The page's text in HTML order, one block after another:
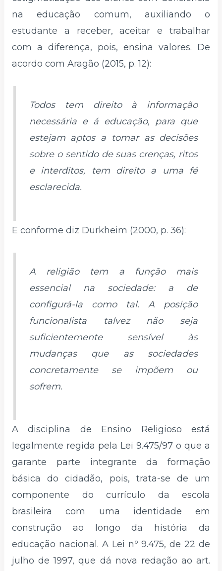
na educação comum, auxiliando o
estudante a receber, aceitar e trabalhar
com a diferença, pois, ensina valores. De
acordo com Aragão (2015, p. 12):
Todos tem direito à informação
necessária e á educação, para que
estejam aptos a tomar as decisões
sobre o sentido de suas crenças, ritos
e interditos, tem direito a uma fé
esclarecida.
E conforme diz Durkheim (2000, p. 36):
A religião tem a função mais
essencial na sociedade: a de
configurá-la como tal. A posição
funcionalista talvez não seja
suficientemente sensível às
mudanças que as sociedades
concretamente se impõem ou
sofrem.
A disciplina de Ensino Religioso está
legalmente regida pela Lei 9.475/97 o que a
garante parte integrante da formação
básica do cidadão, pois, trata-se de um
componente do currículo da escola
brasileira com uma identidade em
construção ao longo da história da
educação nacional. A Lei nº 9.475, de 22 de
julho de 1997, que dá nova redação ao art.